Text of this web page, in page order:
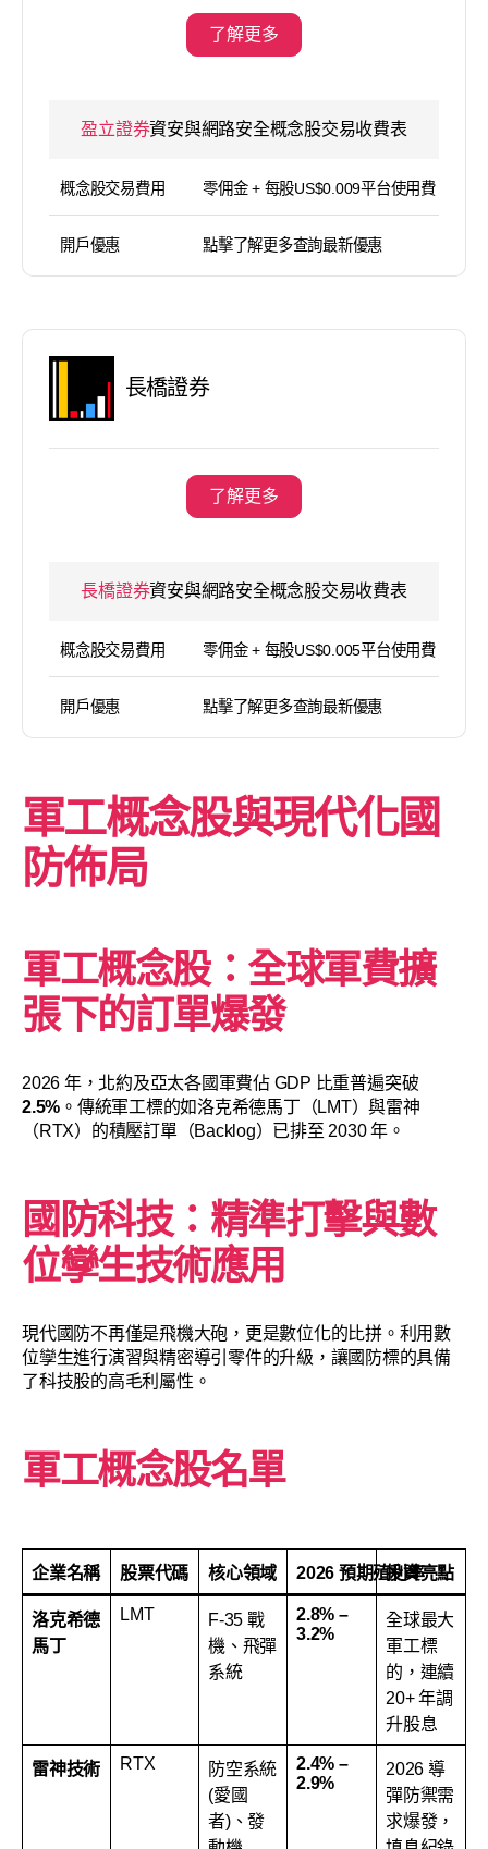
了解更多
盈立證券資安與網路安全概念股交易收費表
概念股交易費用 零佣金 + 每股US$0.009平台使用費（
開戶優惠 點擊了解更多查詢最新優惠
長橋證券
了解更多
長橋證券資安與網路安全概念股交易收費表
概念股交易費用 零佣金 + 每股US$0.005平台使用費（
開戶優惠 點擊了解更多查詢最新優惠
軍工概念股與現代化國
防佈局
軍工概念股：全球軍費擴
張下的訂單爆發
2026 年，北約及亞太各國軍費佔 GDP 比重普遍突破
2.5% 。傳統軍工標的如洛克希德馬丁（LMT）與雷神
（RTX）的積壓訂單（Backlog）已排至 2030 年。
國防科技：精準打擊與數
位孿生技術應用
現代國防不再僅是飛機大砲，更是數位化的比拼。利用數
位孿生進行演習與精密導引零件的升級，讓國防標的具備
了科技股的高毛利屬性。
軍工概念股名單
企業名稱 股票代碼 核心領域 2026 預期殖利率
投資亮點
洛克希德
馬丁
LMT
F-35 戰
機、飛彈
系統
2.8% –
3.2%
全球最大
軍工標
的，連續
20+ 年調
升股息
雷神技術 RTX
防空系統
(愛國
者)、發
2.4% –
2.9%
2026 導
彈防禦需
求爆發，